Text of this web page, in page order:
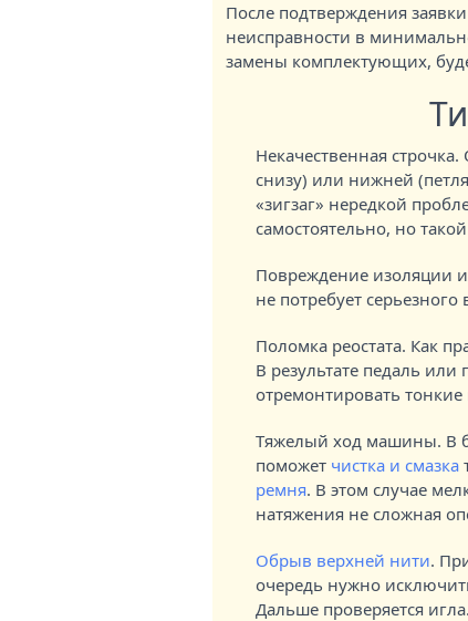
После подтверждения
неисправности в
замены комплектующих,
Некачественная
снизу) или нижней
«зигзаг» нередкой
самостоятельно, но
Повреждение изоляции
не потребует
Поломка реостата. Как
В результате педаль или
отремонтировать
Тяжелый ход машины. В
поможет чистка и смазка
ремня. В этом случае
натяжения не сложная
Обрыв верхней нити.
очередь нужно
Дальше проверяется